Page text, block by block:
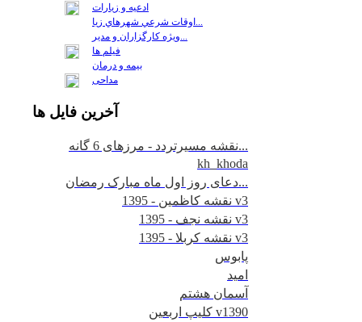
ادعیه و زیارات
فيلم ها
بیمه و درمان
مداحی
آخرين فايل ها
نقشه مسیرتردد - مرزهای 6 گانه...
kh_khoda
دعای روز اول ماه مبارک رمضان...
نقشه کاظمین - 1395 v3
نقشه نجف - 1395 v3
نقشه کربلا - 1395 v3
پابوس
امید
آسمان هشتم
کلیپ اربعین v1390